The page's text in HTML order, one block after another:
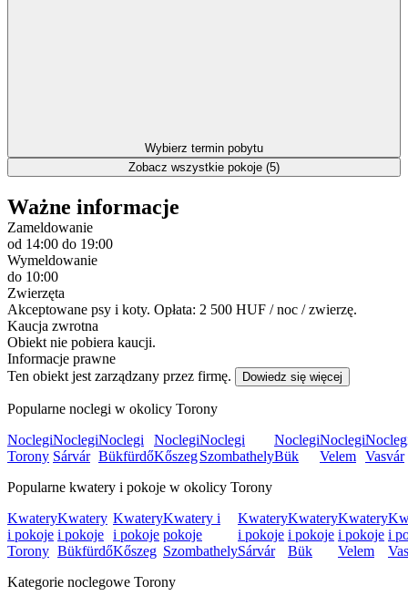
Wybierz termin pobytu
Zobacz wszystkie pokoje (5)
Ważne informacje
Zameldowanie
od 14:00 do 19:00
Wymeldowanie
do 10:00
Zwierzęta
Akceptowane psy i koty. Opłata: 2 500 HUF / noc / zwierzę.
Kaucja zwrotna
Obiekt nie pobiera kaucji.
Informacje prawne
Ten obiekt jest zarządzany przez firmę.
Dowiedz się więcej
Popularne noclegi w okolicy Torony
Noclegi
Torony
Noclegi
Sárvár
Noclegi
Bükfürdő
Noclegi
Kőszeg
Noclegi
Szombathely
Noclegi
Bük
Noclegi
Velem Vasvár
Popularne kwatery i pokoje w okolicy Torony
Kwatery
i pokoje
Torony
Kwatery
i pokoje
Bükfürdő
Kwatery
i pokoje
Kőszeg
Kwatery i
pokoje
Szombathely
Kwatery
i pokoje
Sárvár
Kwatery
i pokoje
Bük
Kwatery
i pokoje
Velem
i
Kategorie noclegowe Torony